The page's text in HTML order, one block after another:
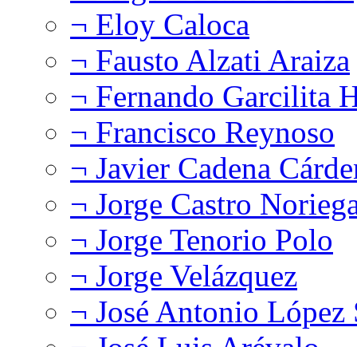
¬ Eloy Caloca
¬ Fausto Alzati Araiza
¬ Fernando Garcilita
¬ Francisco Reynoso
¬ Javier Cadena
¬ Jorge Castro
¬ Jorge Tenorio Polo
¬ Jorge Velázquez
¬ José Antonio López